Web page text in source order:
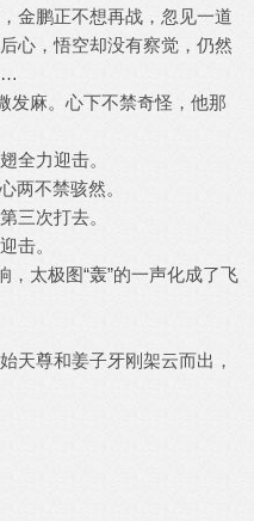
金鹏正不想再战，忽见一道
心，悟空却没有察觉，仍然
发麻。心下不禁奇怪，他那
全力迎击。
两不禁骇然。
三次打去。
击。
，太极图“轰”的一声化成了飞
天尊和姜子牙刚架云而出，